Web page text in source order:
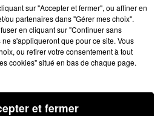
sec
DU 10/06/2025 À 10H00
sur "Accepter et fermer", ou affiner en
ou partenaires dans "Gérer mes choix".
en cliquant sur "Continuer sans
s'appliqueront que pour ce site. Vous
ou retirer votre consentement à tout
cookies" situé en bas de chaque page.
et fermer